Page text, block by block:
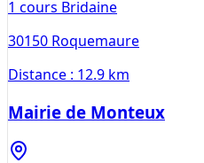
1 cours Bridaine
30150 Roquemaure
Distance : 12.9 km
Mairie de Monteux